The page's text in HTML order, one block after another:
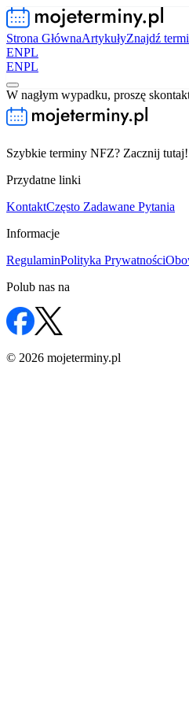
Strona GłównaArtykułyZnajdź
ENPL
ENPL
W nagłym wypadku, proszę
Szybkie terminy NFZ? Zacznij tutaj!
Przydatne linki
KontaktCzęsto Zadawane Pytania
Informacje
RegulaminPolityka Prywatności
Polub nas na
© 2026 mojeterminy.pl